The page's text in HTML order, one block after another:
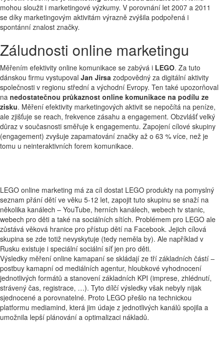
mohou sloužit i marketingové výzkumy. V porovnání let 2007 a 2011
se díky marketingovým aktivitám výrazně zvýšila podpořená i
spontánní znalost značky.
Záludnosti online marketingu
Měřením efektivity online komunikace se zabývá i LEGO. Za tuto
dánskou firmu vystupoval Jan Jirsa zodpovědný za digitální aktivity
společnosti v regionu střední a východní Evropy. Ten také upozorňoval
na nedostatečnou průkaznost online komunikace na podílu ze
zisku. Měření efektivity marketingových aktivit se nepočítá na peníze,
ale zjišťuje se reach, frekvence zásahu a engagement. Obzvlášť velký
důraz v současnosti směřuje k engagementu. Zapojení cílové skupiny
(engagement) zvyšuje zapamatování značky až o 63 % více, než je
tomu u neinteraktivních forem komunikace.
LEGO online marketing má za cíl dostat LEGO produkty na pomyslný
seznam přání dětí ve věku 5-12 let, zapojit tuto skupinu se snaží na
několika kanálech – YouTube, herních kanálech, webech tv stanic,
webech pro děti a také na sociálních sítích. Problémem pro LEGO ale
zůstává věková hranice pro přístup dětí na Facebook. Jejich cílová
skupina se zde totiž nevyskytuje (tedy neměla by). Ale například v
Rusku existuje i speciální sociální síť jen pro děti.
Výsledky měření online kamapaní se skládají ze tří základních částí –
postbuy kamapní od mediálních agentur, hloubkové vyhodnocení
jednotlivých formátů a stanovení základních KPI (imprese, zhlédnutí,
strávený čas, registrace, …). Tyto dílčí výsledky však nebyly nijak
sjednocené a porovnatelné. Proto LEGO přešlo na technickou
platformu mediamind, která jim údaje z jednotlivých kanálů spojila a
umožnila lepší plánování a optimalizaci nákladů.